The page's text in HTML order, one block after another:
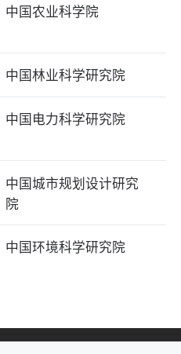
中国农业科学院
中国林业科学研究院
中国电力科学研究院
中国城市规划设计研究
院
中国环境科学研究院